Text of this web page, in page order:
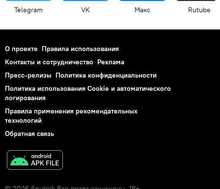
Telegram VK Макс Rutube
О проекте Правила использования
Контакты и сотрудничество Реклама
Пресс-релизы Политика конфиденциальности
Политика использования Cookie и автоматического
логирования
Правила применения рекомендательных
технологий
Обратная связь